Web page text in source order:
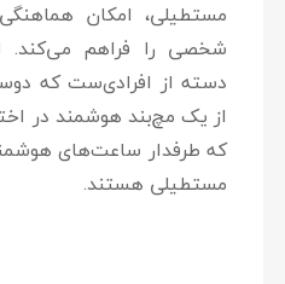
مستطیلی، امکان
شخصی را فراهم
دسته از افرادی‌ست که
از یک مچ‌بند هوشمند در
که طرفدار ساعت‌های
مستطیلی هستند.